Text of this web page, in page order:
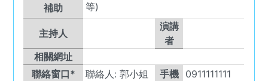
補助
等)
主持人
演講
者
相關網址
聯絡窗口*
聯絡人: 郭小姐 手機
0911111111